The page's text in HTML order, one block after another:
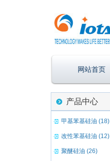
网站首页
产品中心
甲基苯基硅油 (18)
改性苯基硅油 (12)
聚醚硅油 (26)